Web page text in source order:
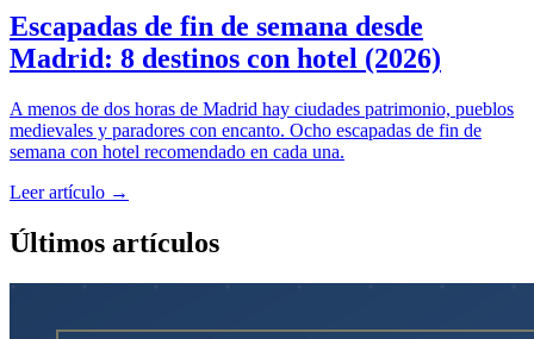
Escapadas de fin de semana desde
Madrid: 8 destinos con hotel (2026)
A menos de dos horas de Madrid hay ciudades patrimonio, pueblos
medievales y paradores con encanto. Ocho escapadas de fin de
semana con hotel recomendado en cada una.
Leer artículo →
Últimos artículos